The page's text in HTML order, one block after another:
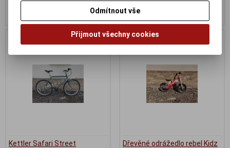
Kettler Safari Street
Na dotaz
Dřevěné odrážedlo rebel Kidz
Odmítnout vše
Přijmout všechny cookies